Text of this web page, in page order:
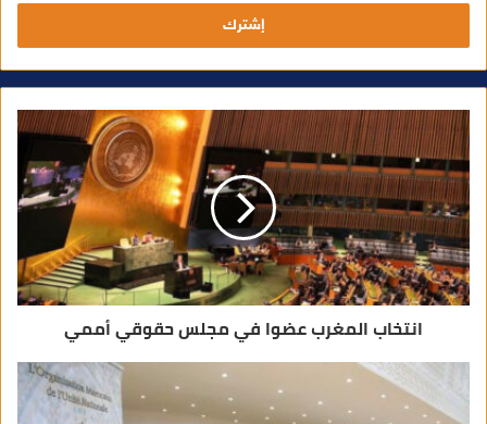
ل
ر
ا
ل
إ
ل
ك
ت
ر
و
ن
ي
انتخاب المغرب عضوا في مجلس حقوقي أممي